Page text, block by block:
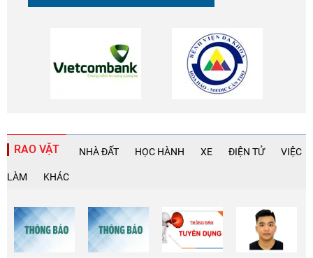
RAO VẶT NHÀ ĐẤT HỌC HÀNH XE ĐIỆN TỬ VIỆC
LÀM KHÁC